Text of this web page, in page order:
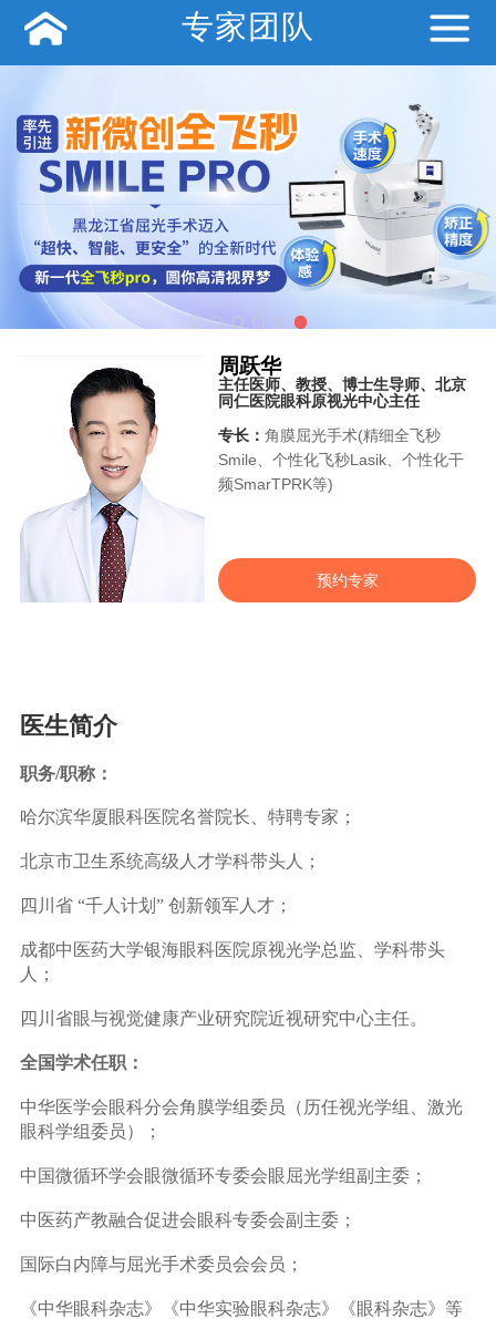
专家团队
周跃华
主任医师、教授、博士生导师、北京
同仁医院眼科原视光中心主任
专长：角膜屈光手术(精细全飞秒
Smile、个性化飞秒Lasik、个性化干
频SmarTPRK等)
预约专家
医生简介
职务/职称：
哈尔滨华厦眼科医院名誉院长、特聘专家；
北京市卫生系统高级人才学科带头人；
四川省 “千人计划” 创新领军人才；
成都中医药大学银海眼科医院原视光学总监、学科带头
人；
四川省眼与视觉健康产业研究院近视研究中心主任。
全国学术任职：
中华医学会眼科分会角膜学组委员（历任视光学组、激光
眼科学组委员）；
中国微循环学会眼微循环专委会眼屈光学组副主委；
中医药产教融合促进会眼科专委会副主委；
国际白内障与屈光手术委员会会员；
《中华眼科杂志》《中华实验眼科杂志》《眼科杂志》等